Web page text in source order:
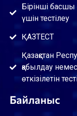
Бірінші
үшін тестілеу
ҚАЗТЕСТ
Қазақстан
қабылдау
өткізілетін
Байланыс